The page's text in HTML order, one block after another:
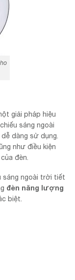
giải pháp hiệu
sáng ngoài
dàng sử dụng.
như điều kiện
đèn.
sáng ngoài trời tiết
đèn năng lượng
biệt.